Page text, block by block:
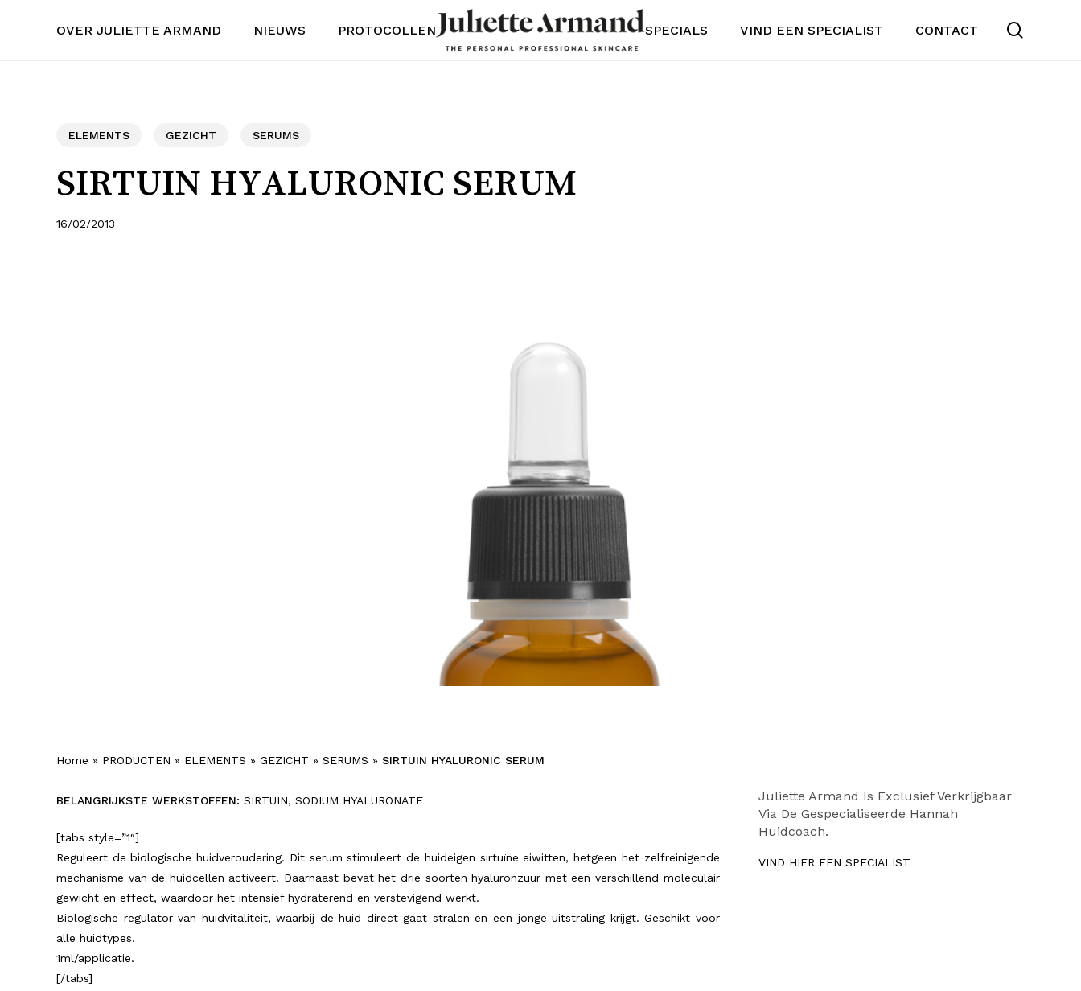
OVER JULIETTE ARMAND NIEUWS PROTOCOLLEN SPECIALS VIND EEN SPECIALIST CONTACT
ELEMENTS GEZICHT SERUMS
SIRTUIN HYALURONIC SERUM
16/02/2013
Home » PRODUCTEN » ELEMENTS » GEZICHT » SERUMS » SIRTUIN HYALURONIC SERUM
BELANGRIJKSTE WERKSTOFFEN: SIRTUIN, SODIUM HYALURONATE
[tabs style=”1″]
Reguleert de biologische huidveroudering. Dit serum stimuleert de huideigen sirtuïne eiwitten, hetgeen het zelfreinigende
mechanisme van de huidcellen activeert. Daarnaast bevat het drie soorten hyaluronzuur met een verschillend moleculair
gewicht en effect, waardoor het intensief hydraterend en verstevigend werkt.
Biologische regulator van huidvitaliteit, waarbij de huid direct gaat stralen en een jonge uitstraling krijgt. Geschikt voor
alle huidtypes.
1ml/applicatie.
[/tabs]
Juliette Armand Is Exclusief Verkrijgbaar
Via De Gespecialiseerde Hannah
Huidcoach.
VIND HIER EEN SPECIALIST